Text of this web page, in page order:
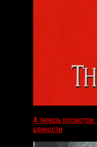
А теперь
ценности